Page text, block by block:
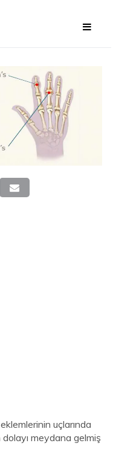
uçlarında
meydana gelmiş